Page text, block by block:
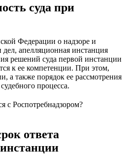
суда при
Федерации о надзоре и
апелляционная инстанция
решений суда первой инстанции
к ее компетенции. При этом,
а также порядок ее рассмотрения
процесса.
с Роспотребнадзором?
ответа